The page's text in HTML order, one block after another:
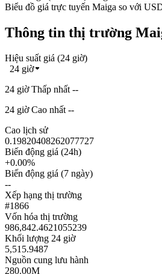
Biểu đồ giá trực tuyến Maiga so với
Thông tin thị trường
Hiệu suất giá (24 giờ)
24 giờ
24 giờ Thấp nhất --
24 giờ Cao nhất --
Cao lịch sử
0.19820408262077727
Biến động giá (24h)
+0.00%
Biến động giá (7 ngày)
--
Xếp hạng thị trường
#1866
Vốn hóa thị trường
986,842.4621055239
Khối lượng 24 giờ
5,515.9487
Nguồn cung lưu hành
280.00M